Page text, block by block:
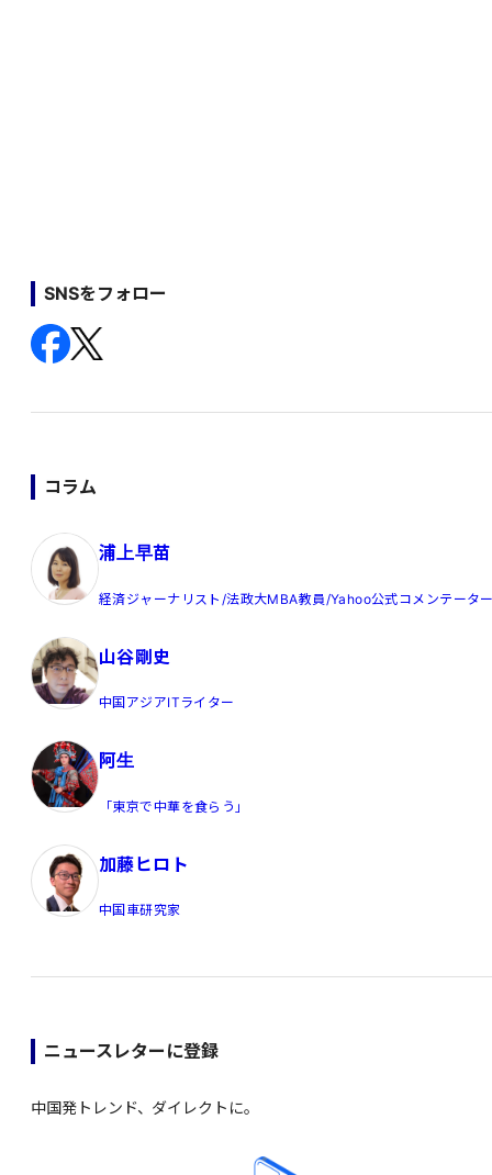
SNSをフォロー
コラム
浦上早苗
経済ジャーナリスト/法政大MBA教員/Yahoo公式コメンテータ
山谷剛史
中国アジアITライター
阿生
「東京で中華を食らう」
加藤ヒロト
中国車研究家
ニュースレターに登録
中国発トレンド、ダイレクトに。